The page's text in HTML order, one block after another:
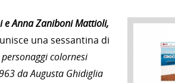
e Anna Zaniboni Mattioli,
una sessantina di
colornesi
da Augusta Ghidiglia